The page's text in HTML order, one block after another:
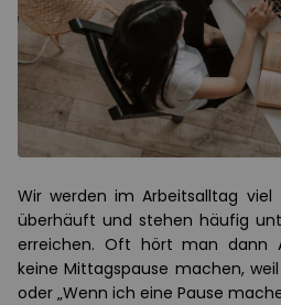
Wir werden im Arbeitsalltag
überhäuft und stehen häufig
erreichen. Oft hört man dann
keine Mittagspause machen,
oder „Wenn ich eine Pause